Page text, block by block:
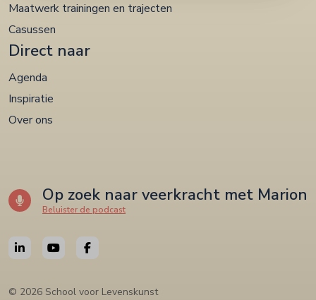
Maatwerk trainingen en trajecten
Casussen
Direct naar
Agenda
Inspiratie
Over ons
Op zoek naar veerkracht met Marion
Beluister de podcast
© 2026 School voor Levenskunst